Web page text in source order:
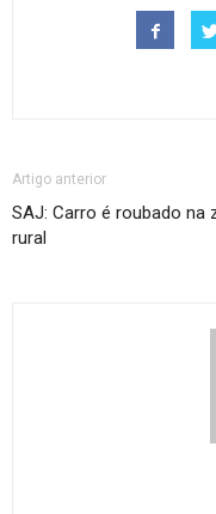
Artigo anterior
SAJ: Carro é roubado na
rural